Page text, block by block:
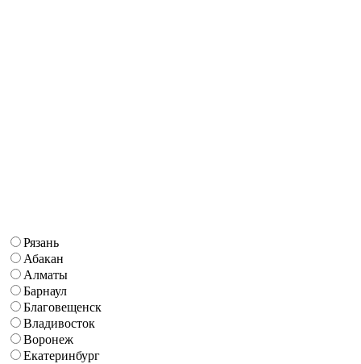
Рязань
Абакан
Алматы
Барнаул
Благовещенск
Владивосток
Воронеж
Екатеринбург